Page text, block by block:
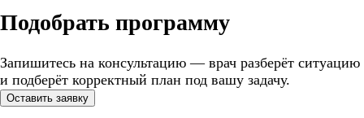
Подобрать программу
Запишитесь на консультацию — врач разберёт ситуацию
и подберёт корректный план под вашу задачу.
Оставить заявку